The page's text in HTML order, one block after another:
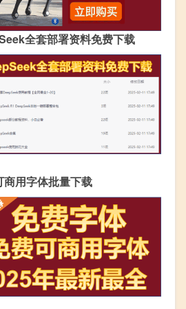
全套部署资料免费下载
商用字体批量下载